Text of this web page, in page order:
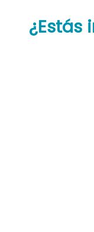
¿Estás